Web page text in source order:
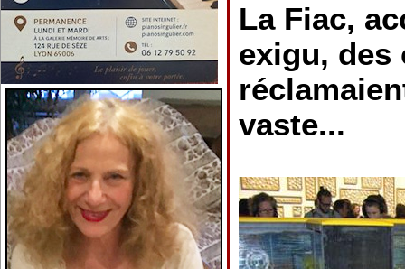
La Fiac,
exigu,
vaste...